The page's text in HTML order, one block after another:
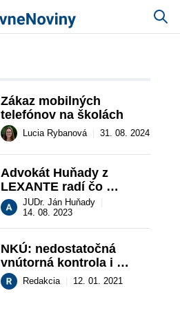
Zákaz mobilných
telefónov na školách
Lucia Rybanová 31. 08. 2024
Advokát Huňady z
LEXANTE radí čo
môžete robiť, keď Vaše
dieťa v škole šikanujú
JUDr. Ján Huňady
14. 08. 2023
NKÚ: nedostatočná
vnútorná kontrola i
pretrvávajúca byrokracia
Redakcia 12. 01. 2021